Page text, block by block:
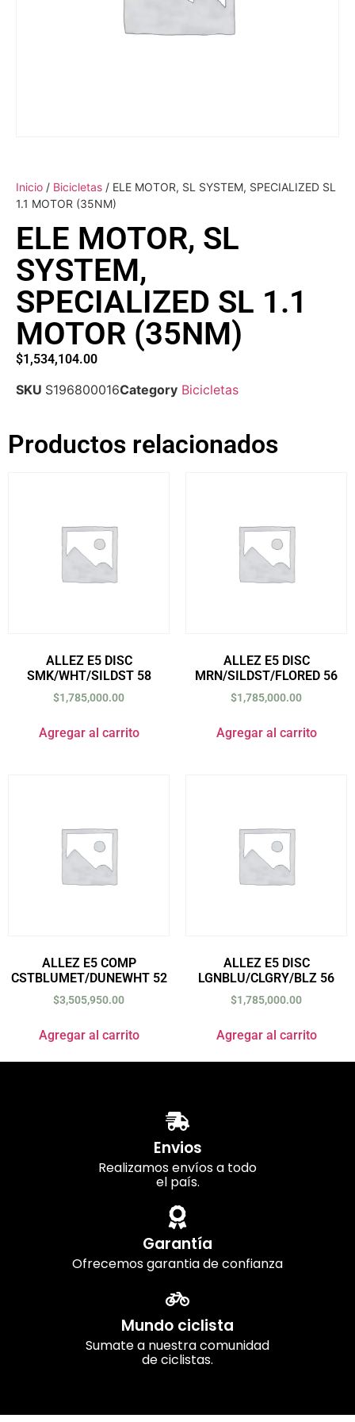
Inicio / Bicicletas / ELE MOTOR, SL SYSTEM, SPECIALIZED SL
1.1 MOTOR (35NM)
ELE MOTOR, SL
SYSTEM,
SPECIALIZED SL 1.1
MOTOR (35NM)
$1,534,104.00
SKU S196800016Category Bicicletas
Productos relacionados
ALLEZ E5 DISC
SMK/WHT/SILDST 58
$1,785,000.00
Agregar al carrito
ALLEZ E5 DISC
MRN/SILDST/FLORED 56
$1,785,000.00
Agregar al carrito
ALLEZ E5 COMP
CSTBLUMET/DUNEWHT 52
$3,505,950.00
Agregar al carrito
ALLEZ E5 DISC
LGNBLU/CLGRY/BLZ 56
$1,785,000.00
Agregar al carrito
Envios
Realizamos envíos a todo
el país.
Garantía
Ofrecemos garantia de confianza
Mundo ciclista
Sumate a nuestra comunidad
de ciclistas.